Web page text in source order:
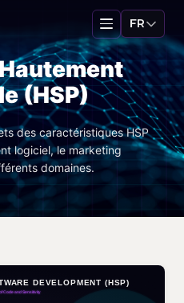
FR
(HSP)
des caractéristiques HSP
logiciel, le marketing
domaines.